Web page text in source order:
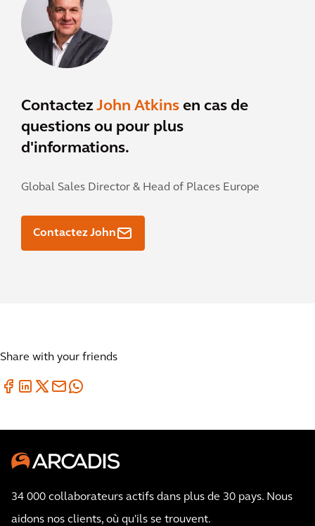
Contactez John Atkins en cas de
questions ou pour plus
d'informations.
Global Sales Director & Head of Places Europe
Contactez John
Share with your friends
34 000 collaborateurs actifs dans plus de 30 pays. Nous
aidons nos clients, où qu'ils se trouvent.